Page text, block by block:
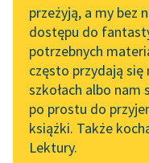
Chatterley” do słuchania
na Wolnych Lekturach
Nowy audiobook –
„Marzenie o Oriencie”
Sophie Elkan
Kolekcja Nadwyraz.com
Wolne Lektury – idealna
przeżyją, a my bez
dostępu do
potrzebnych
często przydają
szkołach albo nam
po prostu do
książki. Także
Lektury.